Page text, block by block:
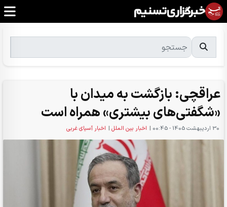
عراقچی: بازگشت به میدان با
«شگفتی‌های بیشتری» همراه است
30 ارديبهشت 1405 - 00:45 | اخبار بین الملل | اخبار آسیای غربی